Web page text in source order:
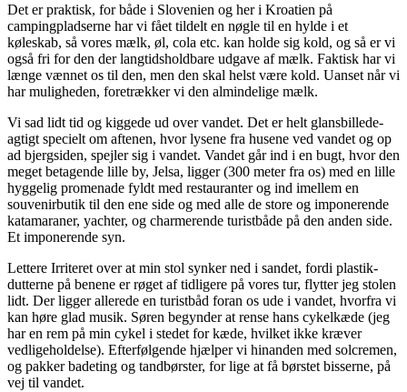
Det er praktisk, for både i Slovenien og her i Kroatien på
campingpladserne har vi fået tildelt en nøgle til en hylde i et
køleskab, så vores mælk, øl, cola etc. kan holde sig kold, og så er vi
også fri for den der langtidsholdbare udgave af mælk. Faktisk har vi
længe vænnet os til den, men den skal helst være kold. Uanset når vi
har muligheden, foretrækker vi den almindelige mælk.
Vi sad lidt tid og kiggede ud over vandet. Det er helt glansbillede-
agtigt specielt om aftenen, hvor lysene fra husene ved vandet og op
ad bjergsiden, spejler sig i vandet. Vandet går ind i en bugt, hvor den
meget betagende lille by, Jelsa, ligger (300 meter fra os) med en lille
hyggelig promenade fyldt med restauranter og ind imellem en
souvenirbutik til den ene side og med alle de store og imponerende
katamaraner, yachter, og charmerende turistbåde på den anden side.
Et imponerende syn.
Lettere Irriteret over at min stol synker ned i sandet, fordi plastik-
dutterne på benene er røget af tidligere på vores tur, flytter jeg stolen
lidt. Der ligger allerede en turistbåd foran os ude i vandet, hvorfra vi
kan høre glad musik. Søren begynder at rense hans cykelkæde (jeg
har en rem på min cykel i stedet for kæde, hvilket ikke kræver
vedligeholdelse). Efterfølgende hjælper vi hinanden med solcremen,
og pakker badeting og tandbørster, for lige at få børstet bisserne, på
vej til vandet.